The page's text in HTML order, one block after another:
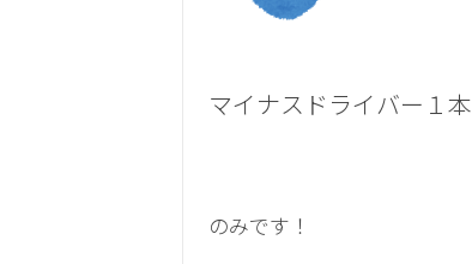
マイナスドライバー１本
のみです！